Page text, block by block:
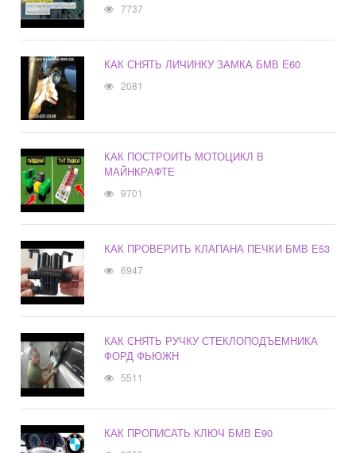
7737
КАК СНЯТЬ ЛИЧИНКУ ЗАМКА БМВ Е60
2081
КАК ПОСТРОИТЬ МОТОЦИКЛ В
МАЙНКРАФТЕ
9701
КАК ПРОВЕРИТЬ КЛАПАНА ПЕЧКИ БМВ Е53
6947
КАК СНЯТЬ РУЧКУ СТЕКЛОПОДЪЕМНИКА
ФОРД ФЬЮЖН
5511
КАК ПРОПИСАТЬ КЛЮЧ БМВ Е90